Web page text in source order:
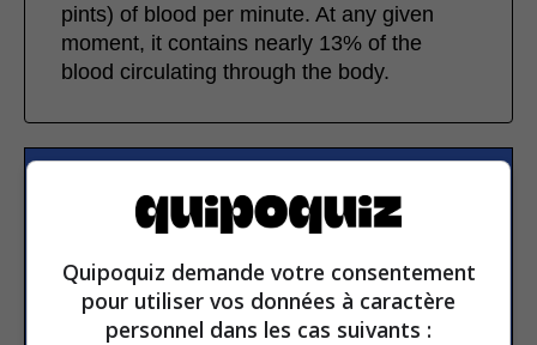
pints) of blood per minute. At any given
moment, it contains nearly 13% of the
blood circulating through the body.
Subscribe to our
newsletter
Email address
Quipoquiz demande votre consentement
pour utiliser vos données à caractère
personnel dans les cas suivants :